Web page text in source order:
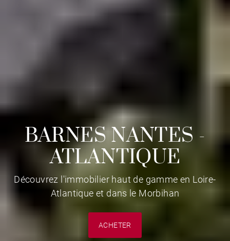
BARNES NANTES -
ATLANTIQUE
Découvrez l'immobilier haut de gamme en Loire-
Atlantique et dans le Morbihan
ACHETER